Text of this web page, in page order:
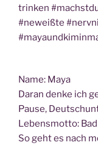
trin­ken
#neweiß­te
Name: Maya
Dar­an den­ke ich
Pau­se,
Lebens­mot­to:
So geht es nach